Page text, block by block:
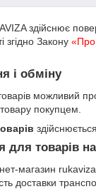
здійснює
згідно Закону «Про
і обміну
можливий
покупцем.
товарів
магазин
доставки